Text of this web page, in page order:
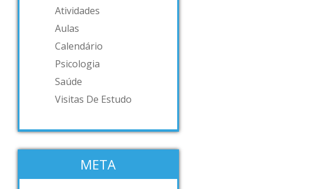
Atividades
Aulas
Calendário
Psicologia
Saúde
Visitas De Estudo
META